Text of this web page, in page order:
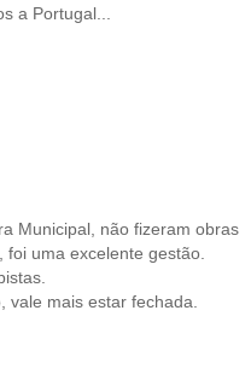
a Portugal...
Municipal, não fizeram obras
uma excelente gestão.
vale mais estar fechada.